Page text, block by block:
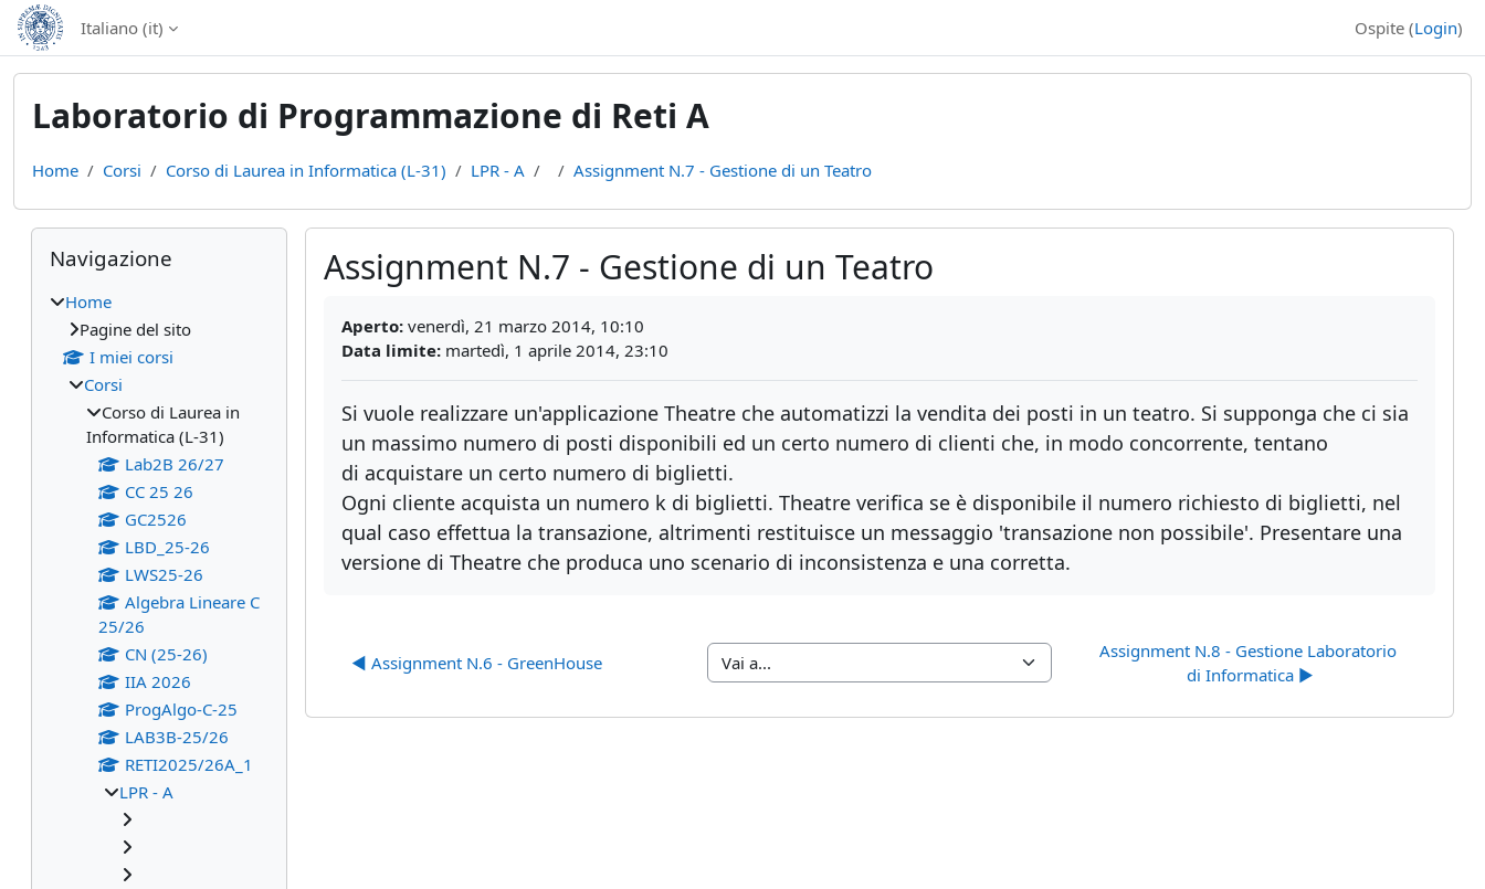
Vai al contenuto principale
Italiano ‎(it)‎ Ospite (Login)
Laboratorio di Programmazione di Reti A
Home Corsi Corso di Laurea in Informatica (L-31) LPR - A Assignment N.7 - Gestione di un Teatro
Assignment N.7 - Gestione di un Teatro
Aperto: venerdì, 21 marzo 2014, 10:10
Data limite: martedì, 1 aprile 2014, 23:10
Si vuole realizzare un'applicazione Theatre che automatizzi la vendita dei posti in un teatro. Si supponga che ci sia
un massimo numero di posti disponibili ed un certo numero di clienti che, in modo concorrente, tentano
di acquistare un certo numero di biglietti.
Ogni cliente acquista un numero k di biglietti. Theatre verifica se è disponibile il numero richiesto di biglietti, nel
qual caso effettua la transazione, altrimenti restituisce un messaggio 'transazione non possibile'. Presentare una
versione di Theatre che produca uno scenario di inconsistenza e una corretta.
◀︎ Assignment N.6 - GreenHouse Vai a...
Assignment N.8 - Gestione Laboratorio
di Informatica ▶︎
Blocchi
Salta Navigazione
Navigazione
Home
Pagine del sito
I miei corsi
Corsi
Corso di Laurea in
Informatica (L-31)
Lab2B 26/27
CC 25 26
GC2526
LBD_25-26
LWS25-26
Algebra Lineare C
25/26
CN (25-26)
IIA 2026
ProgAlgo-C-25
LAB3B-25/26
RETI2025/26A_1
LPR - A